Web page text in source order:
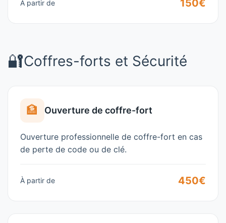
À partir de 150€
🔐Coffres-forts et Sécurité
🏦 Ouverture de coffre-fort
Ouverture professionnelle de coffre-fort en cas
de perte de code ou de clé.
À partir de 450€